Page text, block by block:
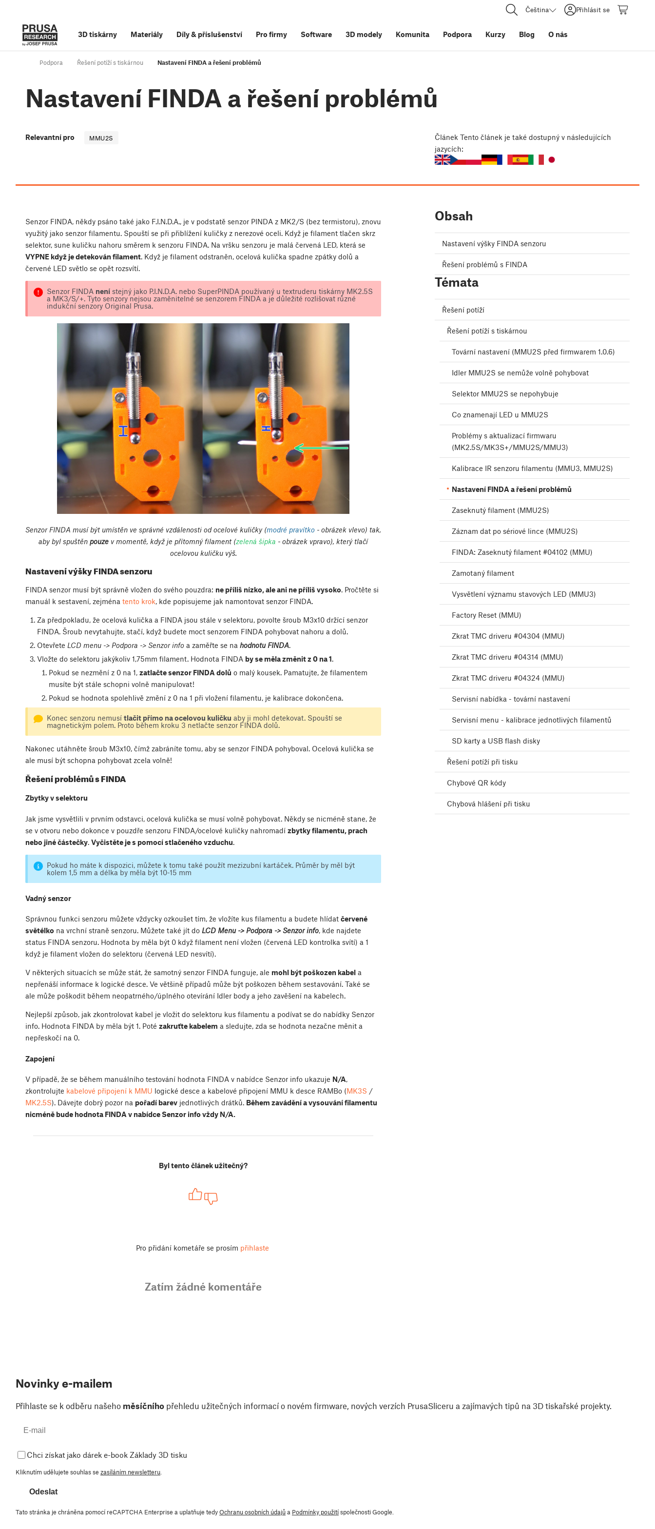
Čeština Přihlásit se
3D tiskárny Materiály Díly& příslušenství Pro firmy Software 3D modely Komunita Podpora Kurzy Blog O nás
Podpora Řešení potíží s tiskárnou Nastavení FINDA a řešení problémů
Nastavení FINDA a řešení problémů
Relevantní pro MMU2S Článek Tento článek je také dostupný v následujících
jazycích:
Senzor FINDA, někdy psáno také jako F.I.N.D.A., je v podstatě senzor PINDA z MK2/S (bez termistoru), znovu
využitý jako senzor filamentu. Spouští se při přiblížení kuličky z nerezové oceli. Když je filament tlačen skrz
selektor, sune kuličku nahoru směrem k senzoru FINDA. Na vršku senzoru je malá červená LED, která se
VYPNE když je detekován filament. Když je filament odstraněn, ocelová kulička spadne zpátky dolů a
červené LED světlo se opět rozsvítí.
Senzor FINDA nenístejný jako P.I.N.D.A. nebo SuperPINDA používaný u textruderu tiskárny MK2.5S
a MK3/S/+. Tyto senzory nejsou zaměnitelné se senzorem FINDA a je důležité rozlišovat různé
indukční senzory Original Prusa.
Senzor FINDA musí být umístěn ve správné vzdálenosti od ocelové kuličky (modré pravítko - obrázek vlevo) tak,
aby byl spuštěn pouze v momentě, když je přítomný filament (zelená šipka - obrázek vpravo), který tlačí
ocelovou kuličku výš.
Nastavení výšky FINDA senzoru
FINDA senzor musí být správně vložen do svého pouzdra: ne příliš nízko, ale ani ne příliš vysoko . Pročtěte si
manuál k sestavení, zejména tento krok , kde popisujeme jak namontovat senzor FINDA.
Za předpokladu, že ocelová kulička a FINDA jsou stále v selektoru, povolte šroub M3x10 držící senzor
FINDA. Šroub nevytahujte, stačí, když budete moct senzorem FINDA pohybovat nahoru a dolů.
Otevřete LCD menu -> Podpora -> Senzor infoa zaměřte se na hodnotu FINDA.
Vložte do selektoru jakýkoliv 1,75mm filament. Hodnota FINDA by se měla změnit z 0 na 1.
Pokud se nezmění z 0 na 1, zatlačte senzor FINDA dolů o malý kousek. Pamatujte, že filamentem
musíte být stále schopni volně manipulovat!
Pokud se hodnota spolehlivě změní z 0 na 1 při vložení filamentu, je kalibrace dokončena.
Konec senzoru nemusí tlačit přímo na ocelovou kuličku aby ji mohl detekovat. Spouští se
magnetickým polem. Proto během kroku 3 netlačte senzor FINDA dolů.
Nakonec utáhněte šroub M3x10, čímž zabráníte tomu, aby se senzor FINDA pohyboval. Ocelová kulička se
ale musí být schopna pohybovat zcela volně!
Řešení problémů s FINDA
Zbytky v selektoru
Jak jsme vysvětlili v prvním odstavci, ocelová kulička se musí volně pohybovat. Někdy se nicméně stane, že
se v otvoru nebo dokonce v pouzdře senzoru FINDA/ocelové kuličky nahromadí zbytky filamentu, prach
nebo jiné částečky. Vyčistěte je s pomocí stlačeného vzduchu.
Pokud ho máte k dispozici, můžete k tomu také použít mezizubní kartáček. Průměr by měl být
kolem 1,5 mm a délka by měla být 10-15 mm
Vadný senzor
Správnou funkci senzoru můžete vždycky ozkoušet tím, že vložíte kus filamentu a budete hlídat červené
světélko na vrchní straně senzoru. Můžete také jít do LCD Menu -> Podpora -> Senzor info, kde najdete
status FINDA senzoru. Hodnota by měla být 0 když filament není vložen (červená LED kontrolka svítí) a 1
když je filament vložen do selektoru (červená LED nesvítí).
V některých situacích se může stát, že samotný senzor FINDA funguje, ale mohl být poškozen kabel a
nepřenáší informace k logické desce. Ve většině případů může být poškozen během sestavování. Také se
ale může poškodit během neopatrného/úplného otevírání Idler body a jeho zavěšení na kabelech.
Nejlepší způsob, jak zkontrolovat kabel je vložit do selektoru kus filamentu a podívat se do nabídky Senzor
info. Hodnota FINDA by měla být 1. Poté zakruťte kabelem a sledujte, zda se hodnota nezačne měnit a
nepřeskočí na 0.
Zapojení
V případě, že se během manuálního testování hodnota FINDA v nabídce Senzor info ukazuje N/A,
zkontrolujte kabelové připojení k MMU logické desce a kabelové připojení MMU k desce RAMBo (MK3S /
MK2.5S). Dávejte dobrý pozor na pořadí barev jednotlivých drátků. Během zavádění a vysouvání filamentu
nicméně bude hodnota FINDA v nabídce Senzor info vždy N/A.
Byl tento článek užitečný?
Pro přidání kometáře se prosím přihlaste
Zatím žádné komentáře
Obsah
Nastavení výšky FINDA senzoru
Řešení problémů s FINDA
Témata
Řešení potíží
Řešení potíží s tiskárnou
Tovární nastavení (MMU2S před firmwarem 1.0.6)
Idler MMU2S se nemůže volně pohybovat
Selektor MMU2S se nepohybuje
Co znamenají LED u MMU2S
Problémy s aktualizací firmwaru
(MK2.5S/MK3S+/MMU2S/MMU3)
Kalibrace IR senzoru filamentu (MMU3, MMU2S)
Nastavení FINDA a řešení problémů
Zaseknutý filament (MMU2S)
Záznam dat po sériové lince (MMU2S)
FINDA: Zaseknutý filament #04102 (MMU)
Zamotaný filament
Vysvětlení významu stavových LED (MMU3)
Factory Reset (MMU)
Zkrat TMC driveru #04304 (MMU)
Zkrat TMC driveru #04314 (MMU)
Zkrat TMC driveru #04324 (MMU)
Servisní nabídka - tovární nastavení
Servisní menu - kalibrace jednotlivých filamentů
SD karty a USB flash disky
Řešení potíží při tisku
Chybové QR kódy
Chybová hlášení při tisku
Novinky e-mailem
Přihlaste se k odběru našeho měsíčního přehledu užitečných informací o novém firmware, nových verzích PrusaSliceru a zajímavých tipů na 3D tiskařské projekty.
Chci získat jako dárek e-book Základy 3D tisku
Kliknutím udělujete souhlas se zasíláním newsletteru.
Odeslat
Tato stránka je chráněna pomocí reCAPTCHA Enterprise a uplatňuje tedyOchranu osobních údajůa Podmínky použitíspolečnosti Google.